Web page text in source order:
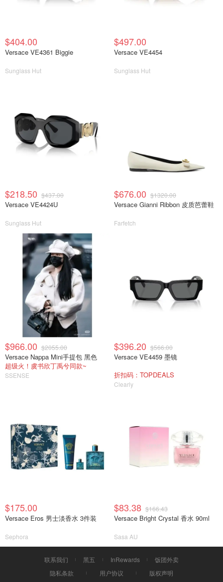
$404.00
Versace VE4361 Biggie
Sunglass Hut
$497.00
Versace VE4454
Sunglass Hut
$218.50 $437.00
Versace VE4424U
Sunglass Hut
$676.00 $1320.00
Versace Gianni Ribbon 皮质芭蕾鞋
Farfetch
$966.00 $2055.00
Versace Nappa Mini手提包 黑色
超级火！虞书欣丁禹兮同款~
SSENSE
$396.20 $566.00
Versace VE4459 墨镜
折扣码：TOPDEALS
Clearly
$175.00
Versace Eros 男士淡香水 3件装
Sephora
$83.38 $166.43
Versace Bright Crystal 香水 90ml
Sasa AU
联系我们 黑五 InRewards
饭团外卖
隐私条款
用户协议 版权声明